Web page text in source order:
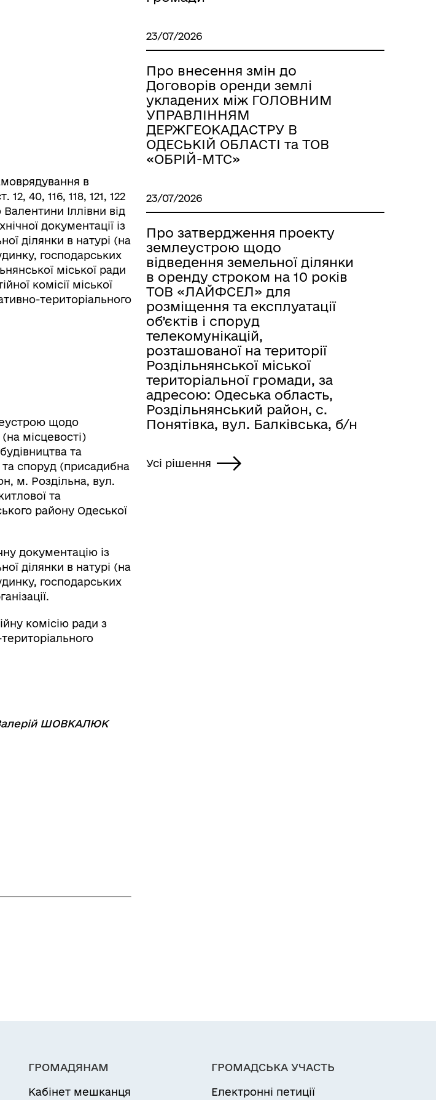
в
40, 116, 118, 121, 122
Іллівни від
документації із
ділянки в натурі (на
господарських
міської ради
комісії міської
територіального
щодо
місцевості)
та
та споруд (присадибна
м. Роздільна, вул.
та
району Одеської
документацію із
ділянки в натурі (на
господарських
комісію ради з
ШОВКАЛЮК
23/07/2026
Про внесення змін до
Договорів оренди землі
укладених між ГОЛОВНИМ
УПРАВЛІННЯМ
ДЕРЖГЕОКАДАСТРУ В
ОДЕСЬКІЙ ОБЛАСТІ та ТОВ
«ОБРІЙ-МТС»
23/07/2026
Про затвердження проекту
землеустрою щодо
відведення земельної ділянки
в оренду строком на 10 років
ТОВ «ЛАЙФСЕЛ» для
розміщення та експлуатації
об’єктів і споруд
телекомунікацій,
розташованої на території
Роздільнянської міської
територіальної громади, за
адресою: Одеська область,
Роздільнянський район, с.
Понятівка, вул. Балківська, б/н
Усі рішення
ГРОМАДЯНАМ
Кабінет мешканця
ГРОМАДСЬКА УЧАСТЬ
Електронні петиції